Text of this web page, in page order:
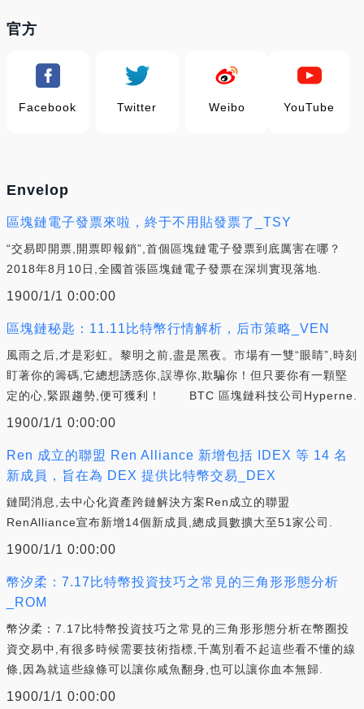
官方
Facebook Twitter Weibo YouTube
Envelop
區塊鏈電子發票來啦，終于不用貼發票了_TSY
“交易即開票,開票即報銷”,首個區塊鏈電子發票到底厲害在哪？
2018年8月10日,全國首張區塊鏈電子發票在深圳實現落地.
1900/1/1 0:00:00
區塊鏈秘匙：11.11比特幣行情解析，后市策略_VEN
風雨之后,才是彩虹。黎明之前,盡是黑夜。市場有一雙“眼睛”,時刻
盯著你的籌碼,它總想誘惑你,誤導你,欺騙你！但只要你有一顆堅
定的心,緊跟趨勢,便可獲利！ BTC 區塊鏈科技公司Hyperne.
1900/1/1 0:00:00
Ren 成立的聯盟 Ren Alliance 新增包括 IDEX 等 14 名
新成員，旨在為 DEX 提供比特幣交易_DEX
鏈聞消息,去中心化資產跨鏈解決方案Ren成立的聯盟
RenAlliance宣布新增14個新成員,總成員數擴大至51家公司.
1900/1/1 0:00:00
幣汐柔：7.17比特幣投資技巧之常見的三角形形態分析
_ROM
幣汐柔：7.17比特幣投資技巧之常見的三角形形態分析在幣圈投
資交易中,有很多時候需要技術指標,千萬別看不起這些看不懂的線
條,因為就這些線條可以讓你咸魚翻身,也可以讓你血本無歸.
1900/1/1 0:00:00